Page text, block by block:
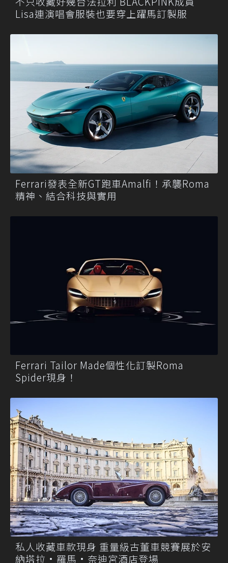
Lisa連演唱會服裝也要穿上躍馬訂製服
Ferrari發表全新GT跑車Amalfi！承襲Roma
精神、結合科技與實用
Ferrari Tailor Made個性化訂製Roma
Spider現身！
私人收藏車款現身 重量級古董車競賽展於安
納塔拉·羅馬·奈迪宮酒店登場